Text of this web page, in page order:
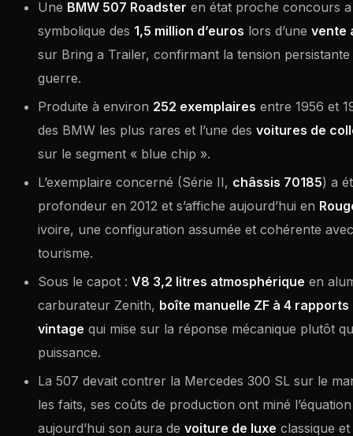
Une BMW 507 Roadster en état proche concours
symbolique des 1,5 million d’euros lors d’une vente
sur Bring a Trailer, confirmant la tension persistante
guerre.
Produite à environ 252 exemplaires entre 1956 et
des BMW les plus rares et l’une des voitures de
sur le segment « blue chip ».
L’exemplaire concerné (Série II, châssis 70185) a
profondeur en 2012 et s’affiche aujourd’hui en
ivoire, une configuration assumée et cohérente
tourisme.
Sous le capot : V8 3,2 litres atmosphérique en
carburateur Zenith, boîte manuelle ZF à 4 rapports
vintage qui mise sur la réponse mécanique plutôt
puissance.
La 507 devait contrer la Mercedes 300 SL sur le
les faits, ses coûts de production ont miné
aujourd’hui son aura de voiture de luxe classique